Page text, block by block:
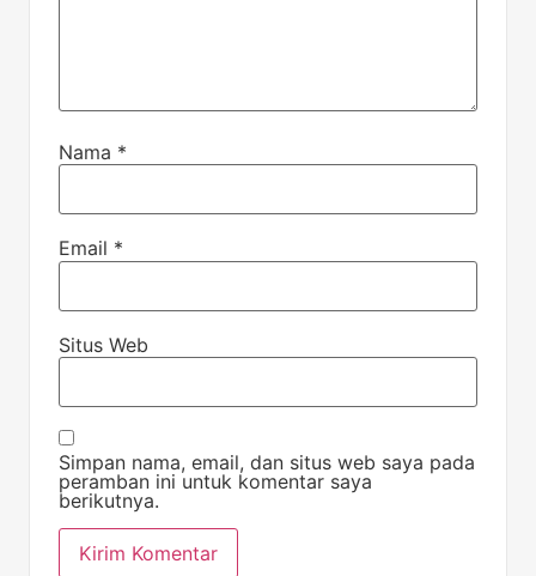
Nama *
Email *
Situs Web
Simpan nama, email, dan situs web saya pada
peramban ini untuk komentar saya
berikutnya.